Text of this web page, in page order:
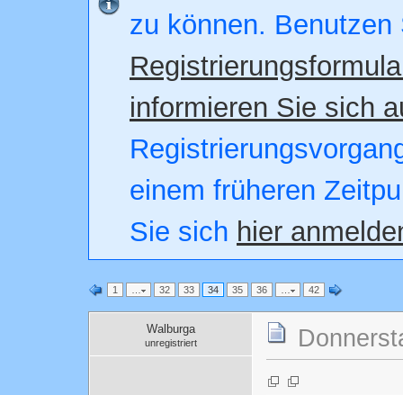
zu können. Benutzen
informieren Sie sich
einem früheren
Sie sich hier
1 … 32 33 34 35 36 … 42
Walburga
unregistriert